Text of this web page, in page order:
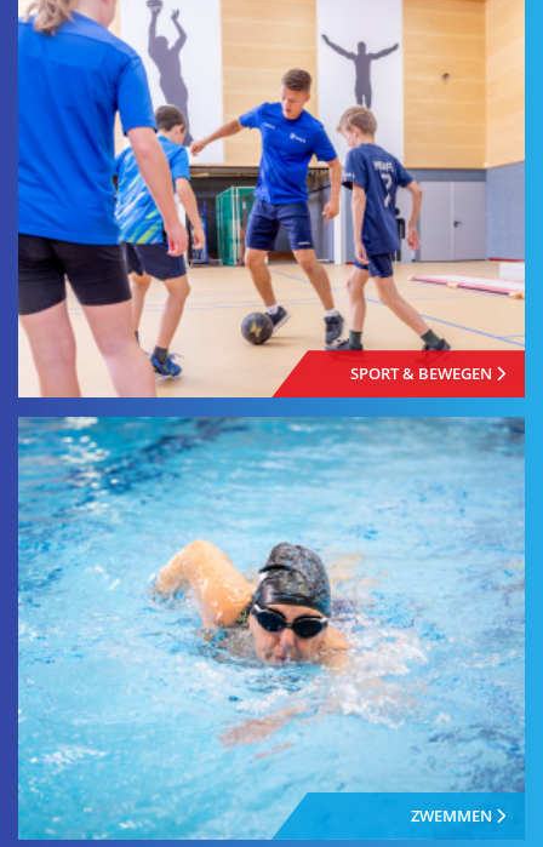
SPORT & BEWEGEN
ZWEMMEN